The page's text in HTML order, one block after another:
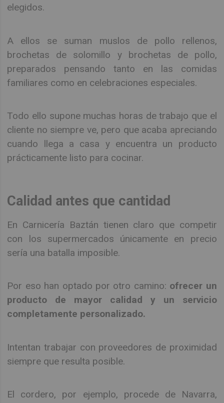
elegidos.
A ellos se suman muslos de pollo rellenos,
brochetas de solomillo y brochetas de pollo,
preparados pensando tanto en las comidas
familiares como en celebraciones especiales.
Todo ello supone muchas horas de trabajo que el
cliente no siempre ve, pero que acaba apreciando
cuando llega a casa y encuentra un producto
prácticamente listo para cocinar.
Calidad antes que cantidad
En Carnicería Baztán tienen claro que competir
con los supermercados únicamente en precio
sería una batalla imposible.
Por eso han optado por otro camino: ofrecer un
producto de mayor calidad y un servicio
completamente personalizado.
Intentan trabajar con proveedores de proximidad
siempre que resulta posible.
El cordero, por ejemplo, procede de Navarra,